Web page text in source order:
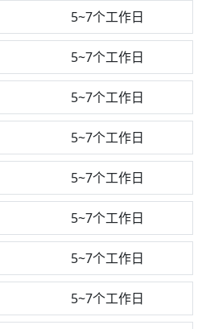
5~7个工作日
5~7个工作日
5~7个工作日
5~7个工作日
5~7个工作日
5~7个工作日
5~7个工作日
5~7个工作日